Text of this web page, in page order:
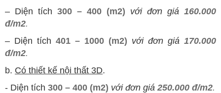
– Diện tích 300 – 400 (m2) với đơn giá 160.000
đ/m2.
– Diện tích 401 – 1000 (m2) với đơn giá 170.000
đ/m2.
b. Có thiết kế nội thất 3D.
- Diện tích 300 – 400 (m2) với đơn giá 250.000 đ/m2.